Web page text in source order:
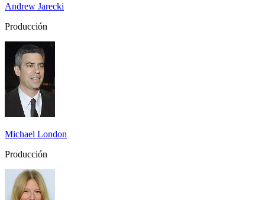
Andrew Jarecki
Producción
Michael London
Producción